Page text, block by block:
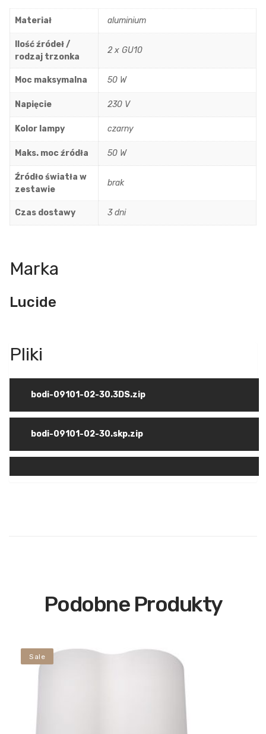
Materiał aluminium
Ilość źródeł /
rodzaj trzonka
2 x GU10
Moc maksymalna 50 W
Napięcie 230 V
Kolor lampy czarny
Maks. moc źródła 50 W
Źródło światła w
zestawie
brak
Czas dostawy 3 dni
Marka
Lucide
bodi-09101-02-30.3DS.zip
bodi-09101-02-30.skp.zip
Podobne Produkty
Sale